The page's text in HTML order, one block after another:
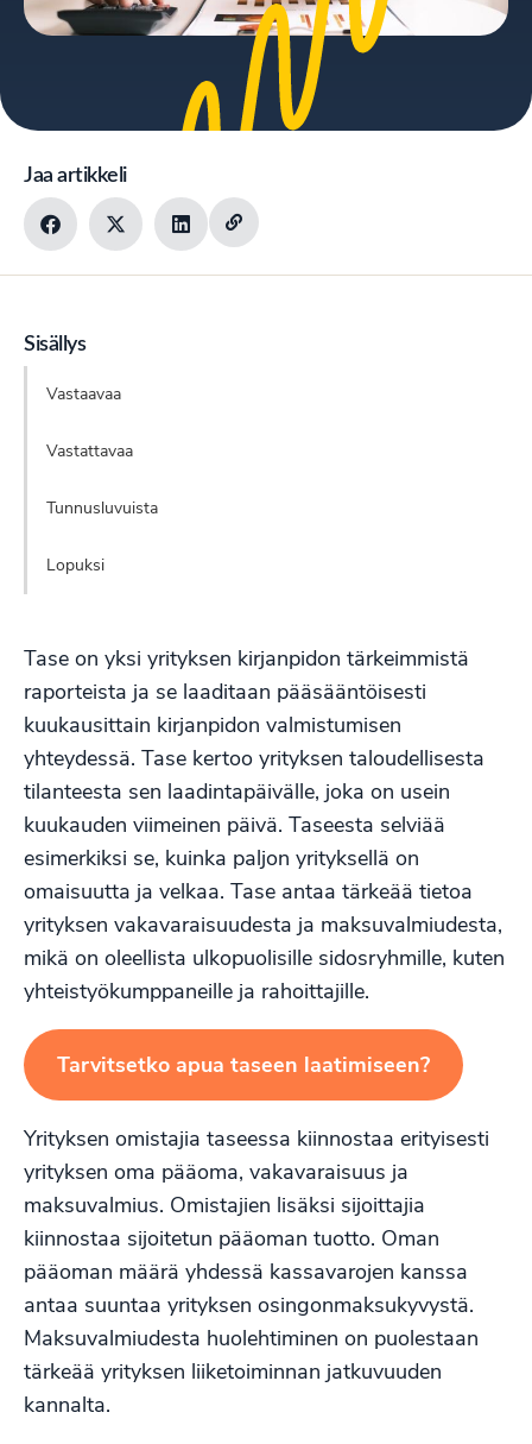
Jaa artikkeli
Sisällys
Vastaavaa
Vastattavaa
Tunnusluvuista
Lopuksi
Tase on yksi yrityksen kirjanpidon tärkeimmistä
raporteista ja se laaditaan pääsääntöisesti
kuukausittain kirjanpidon valmistumisen
yhteydessä. Tase kertoo yrityksen taloudellisesta
tilanteesta sen laadintapäivälle, joka on usein
kuukauden viimeinen päivä. Taseesta selviää
esimerkiksi se, kuinka paljon yrityksellä on
omaisuutta ja velkaa. Tase antaa tärkeää tietoa
yrityksen vakavaraisuudesta ja maksuvalmiudesta,
mikä on oleellista ulkopuolisille sidosryhmille, kuten
yhteistyökumppaneille ja rahoittajille.
Tarvitsetko apua taseen laatimiseen?
Yrityksen omistajia taseessa kiinnostaa erityisesti
yrityksen oma pääoma, vakavaraisuus ja
maksuvalmius. Omistajien lisäksi sijoittajia
kiinnostaa sijoitetun pääoman tuotto. Oman
pääoman määrä yhdessä kassavarojen kanssa
antaa suuntaa yrityksen osingonmaksukyvystä.
Maksuvalmiudesta huolehtiminen on puolestaan
tärkeää yrityksen liiketoiminnan jatkuvuuden
kannalta.